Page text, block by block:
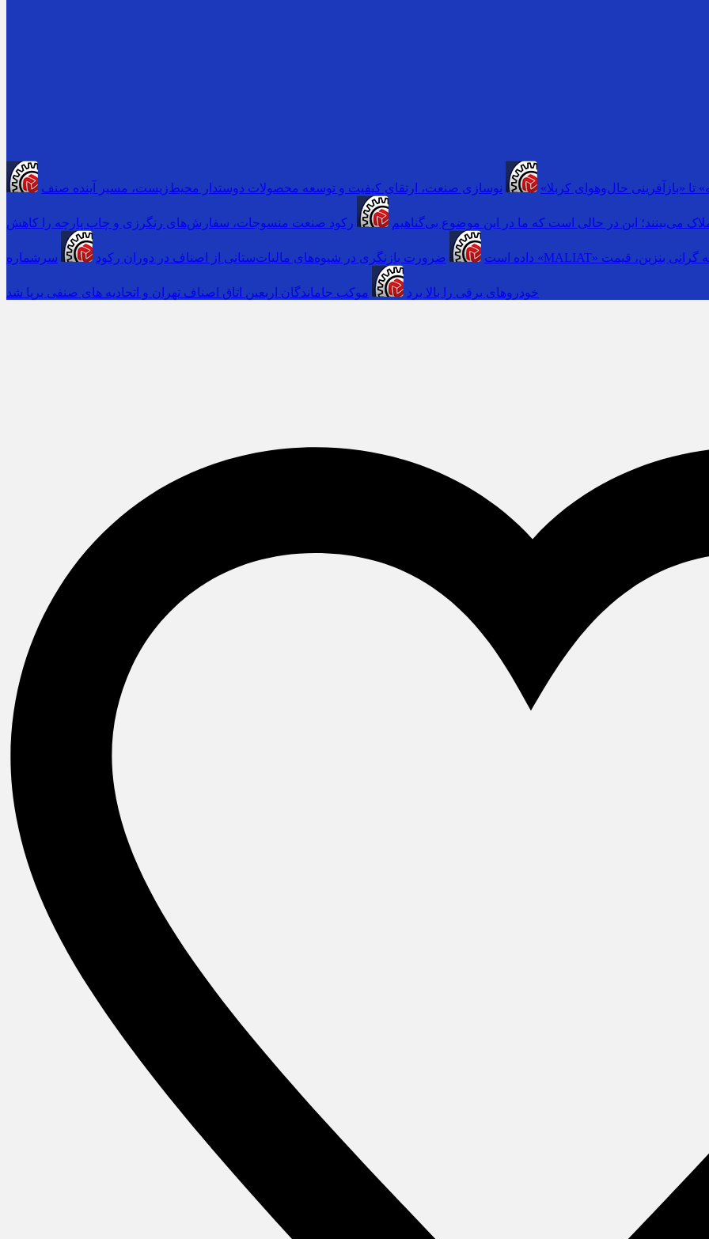
«بازآفرینی حال‌وهوای کربلا» نوسازی صنعت، ارتقای کیفیت و توسعه محصولات دوستدار محیط‌زیست، مسیر آینده صنف
می‌بینند؛ این در حالی است که ما در این موضوع بی‌گناهیم رکود صنعت منسوجات، سفارش‌های رنگرزی و چاپ پارچه را کاهش
داده است ضرورت بازنگری در شیوه‌های مالیات‌ستانی از اصناف در دوران رکود گرانی بنزین، قیمت
خودروهای برقی را بالا برد موکب جاماندگان اربعین اتاق اصناف تهران و اتحادیه های صنفی برپا شد